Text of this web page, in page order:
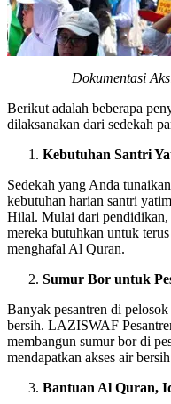
Dokumentasi
Berikut adalah beberapa
dilaksanakan dari sedekah
Kebutuhan Santri
Sedekah yang Anda
kebutuhan harian santri
Hilal. Mulai dari pendidikan,
mereka butuhkan untuk
menghafal Al Quran.
Sumur Bor untuk
Banyak pesantren di
bersih. LAZISWAF
membangun sumur bor di
mendapatkan akses air
Bantuan Al Quran,